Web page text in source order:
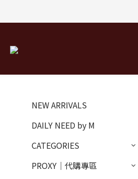
NEW ARRIVALS
DAILY NEED by M
CATEGORIES
PROXY｜代購專區